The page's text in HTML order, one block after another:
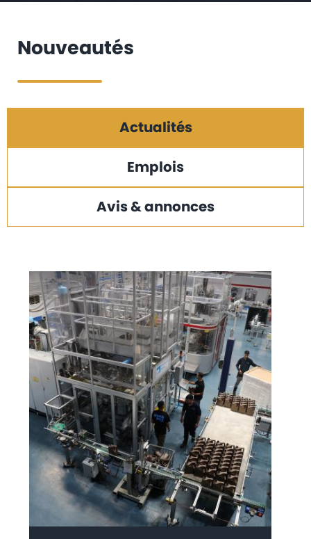
Nouveautés
Actualités
Emplois
Avis & annonces